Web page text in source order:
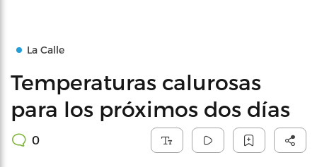
La Calle
Temperaturas calurosas
para los próximos dos días
0